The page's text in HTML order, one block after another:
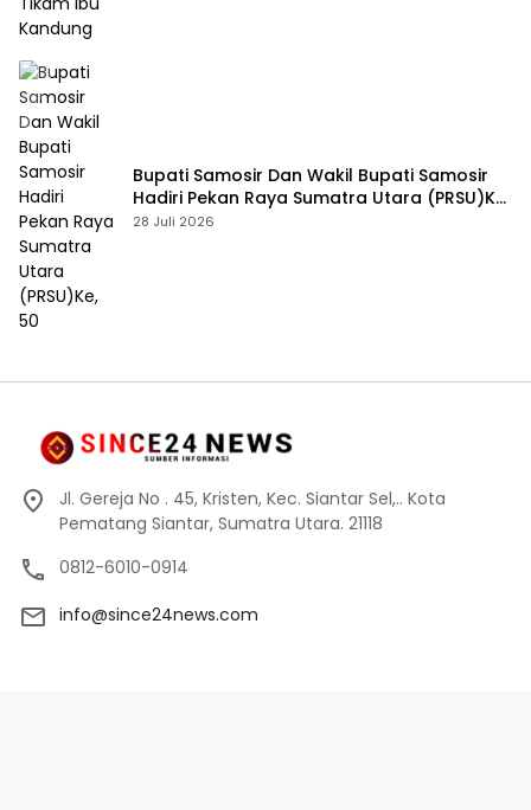
Bupati Samosir Dan Wakil Bupati Samosir
Hadiri Pekan Raya Sumatra Utara (PRSU)Ke,
50
28 Juli 2026
Jl. Gereja No . 45, Kristen, Kec. Siantar Sel,.. Kota
Pematang Siantar, Sumatra Utara. 21118
0812-6010-0914
info@since24news.com